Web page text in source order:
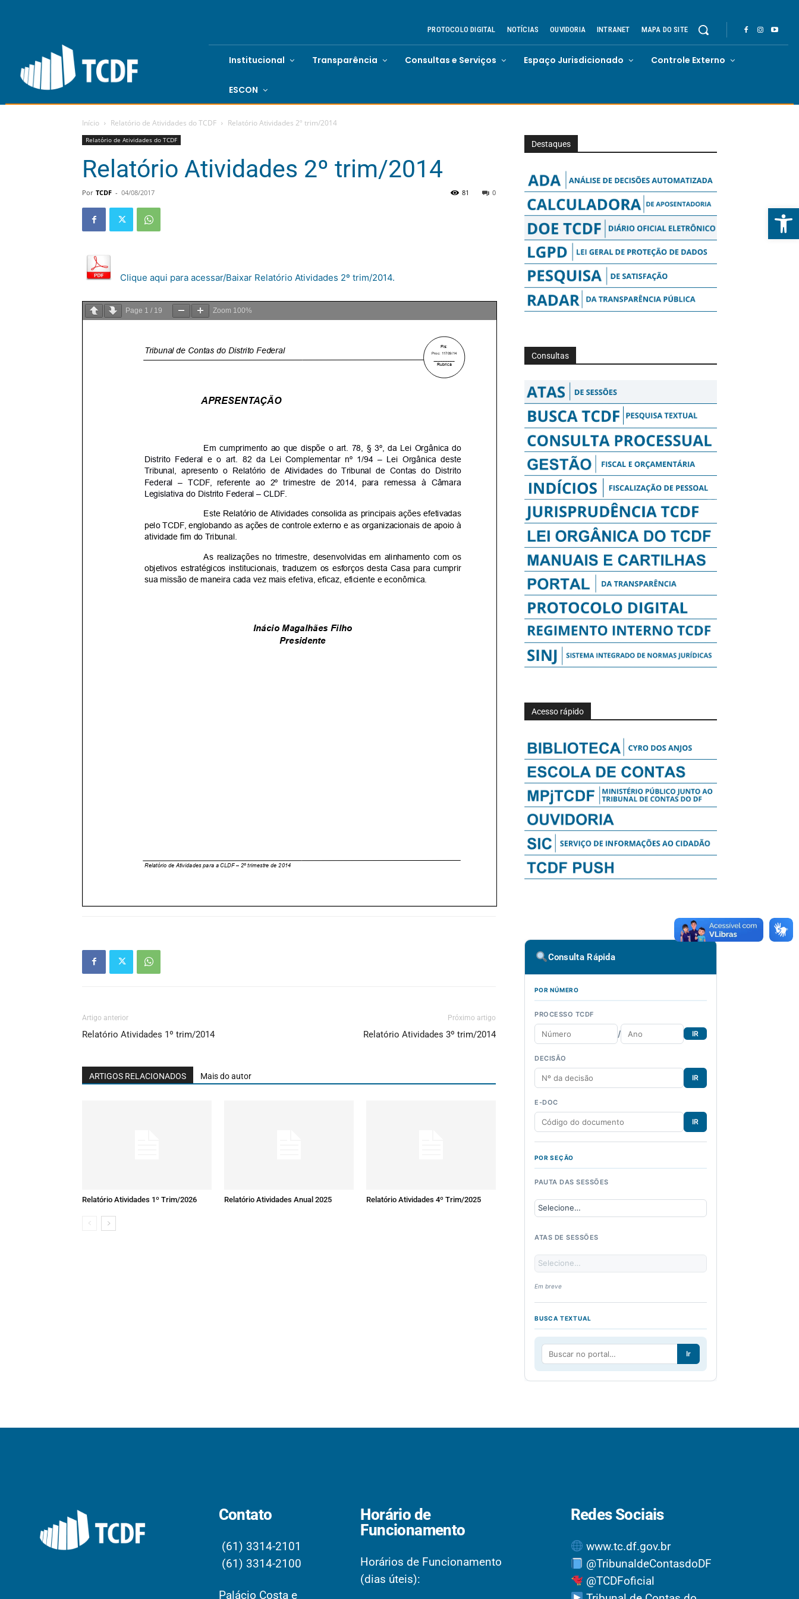
Abrir
PROTOCOLO DIGITAL NOTÍCIAS OUVIDORIA INTRANET MAPA DO SITE
Institucional Transparência Consultas e Serviços Espaço Jurisdicionado Controle Externo
ESCON
Início Relatório de Atividades do TCDF Relatório Atividades 2º trim/2014
Relatório de Atividades do TCDF
Relatório Atividades 2º trim/2014
Por TCDF - 04/08/2017 0
81
Clique aqui para acessar/Baixar Relatório Atividades 2º trim/2014.
Page 1 / 19 Zoom 100%
Artigo anterior
Relatório Atividades 1º trim/2014
Próximo artigo
Relatório Atividades 3º trim/2014
ARTIGOS RELACIONADOS Mais do autor
Relatório Atividades 1º Trim/2026 Relatório Atividades Anual 2025 Relatório Atividades 4º Trim/2025
Destaques
Consultas
Acesso rápido
Consulta Rápida
POR NÚMERO
PROCESSO TCDF
/ IR
DECISÃO
IR
E-DOC
IR
POR SEÇÃO
PAUTA DAS SESSÕES
ATAS DE SESSÕES
Em breve
BUSCA TEXTUAL
Ir
Contato
(61) 3314-2101
(61) 3314-2100
Palácio Costa e
Horário de
Funcionamento
Horários de Funcionamento
(dias úteis):
Redes Sociais
www.tc.df.gov.br
@TribunaldeContasdoDF
@TCDFoficial